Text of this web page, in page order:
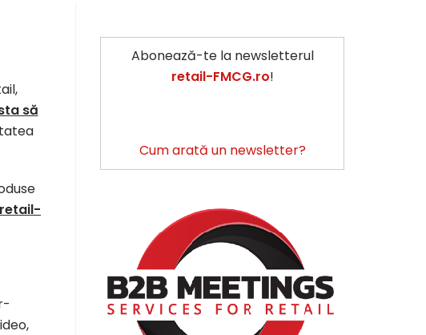
să
Abonează-te la newsletterul
retail-FMCG.ro!
Cum arată un newsletter?